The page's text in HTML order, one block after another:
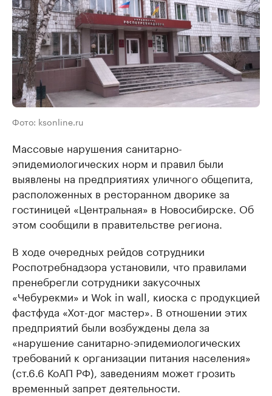
Фото: ksonline.ru
Массовые нарушения санитарно-
эпидемиологических норм и правил были
выявлены на предприятиях уличного общепита,
расположенных в ресторанном дворике за
гостиницей «Центральная» в Новосибирске. Об
этом сообщили в правительстве региона.
В ходе очередных рейдов сотрудники
Роспотребнадзора установили, что правилами
пренебрегли сотрудники закусочных
«Чебурекми» и Wok in wall, киоска с продукцией
фастфуда «Хот-дог мастер». В отношении этих
предприятий были возбуждены дела за
«нарушение санитарно-эпидемиологических
требований к организации питания населения»
(ст.6.6 КоАП РФ), заведениям может грозить
временный запрет деятельности.